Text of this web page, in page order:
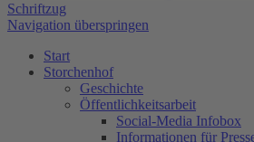
Navigation überspringen
Start
Storchenhof
Geschichte
Öffentlichkeitsarbeit
Social-Media Infobox
Informationen für